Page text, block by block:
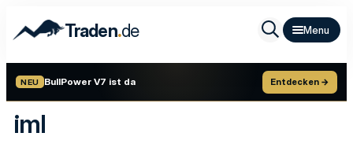
Traden.de
NEU BullPower V7 ist da Entdecken →
iml